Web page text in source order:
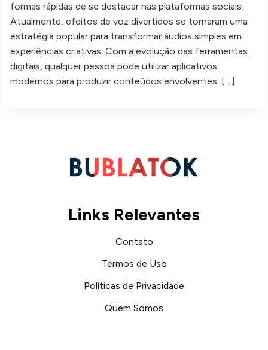
formas rápidas de se destacar nas plataformas sociais.
Atualmente, efeitos de voz divertidos se tornaram uma
estratégia popular para transformar áudios simples em
experiências criativas. Com a evolução das ferramentas
digitais, qualquer pessoa pode utilizar aplicativos
modernos para produzir conteúdos envolventes. […]
Links Relevantes
Contato
Termos de Uso
Políticas de Privacidade
Quem Somos